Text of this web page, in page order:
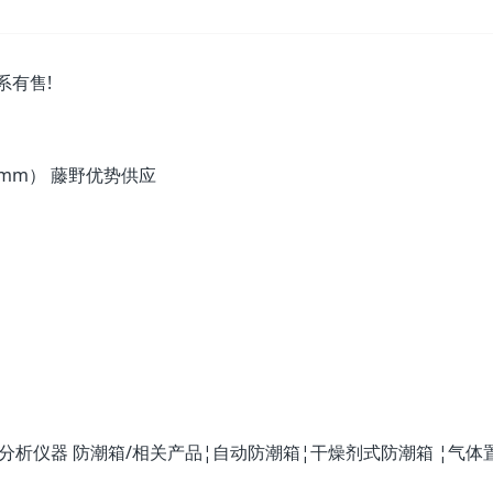
有售!
） 藤野优势供应
析仪器 防潮箱/相关产品¦自动防潮箱¦干燥剂式防潮箱 ¦气体